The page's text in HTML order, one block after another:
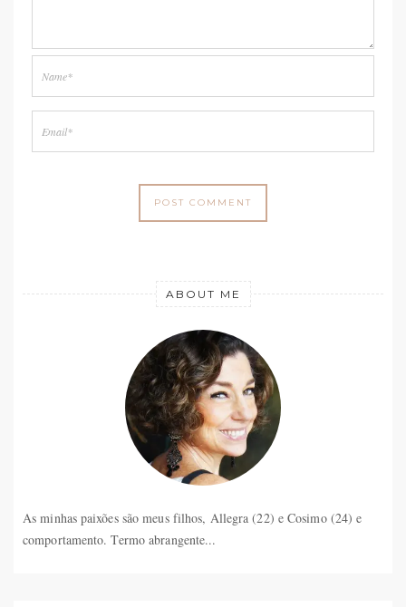
ABOUT ME
As minhas paixões são meus filhos, Allegra (22) e Cosimo (24) e
comportamento. Termo abrangente...